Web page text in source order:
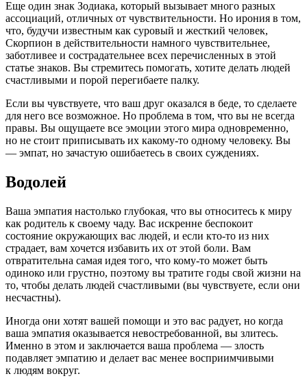
Еще один знак Зодиака, который вызывает много разных
ассоциаций, отличных от чувствительности. Но ирония в том,
что, будучи известным как суровый и жесткий человек,
Скорпион в действительности намного чувствительнее,
заботливее и сострадательнее всех перечисленных в этой
статье знаков. Вы стремитесь помогать, хотите делать людей
счастливыми и порой перегибаете палку.
Если вы чувствуете, что ваш друг оказался в беде, то сделаете
для него все возможное. Но проблема в том, что вы не всегда
правы. Вы ощущаете все эмоции этого мира одновременно,
но не стоит приписывать их какому-то одному человеку. Вы
— эмпат, но зачастую ошибаетесь в своих суждениях.
Водолей
Ваша эмпатия настолько глубокая, что вы относитесь к миру
как родитель к своему чаду. Вас искренне беспокоит
состояние окружающих вас людей, и если кто-то из них
страдает, вам хочется избавить их от этой боли. Вам
отвратительна самая идея того, что кому-то может быть
одиноко или грустно, поэтому вы тратите годы свой жизни на
то, чтобы делать людей счастливыми (вы чувствуете, если они
несчастны).
Иногда они хотят вашей помощи и это вас радует, но когда
ваша эмпатия оказывается невостребованной, вы злитесь.
Именно в этом и заключается ваша проблема — злость
подавляет эмпатию и делает вас менее восприимчивыми
к людям вокруг.